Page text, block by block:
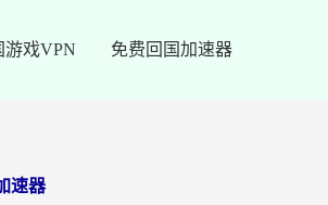
游戏VPN 免费回国加速器
速器